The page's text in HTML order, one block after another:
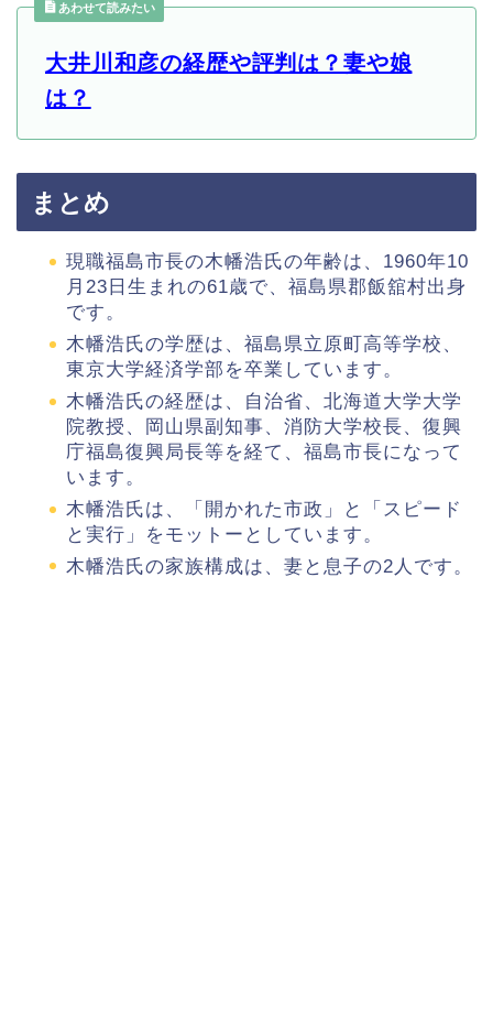
あわせて読みたい
大井川和彦の経歴や評判は？妻や娘
は？
まとめ
現職福島市長の木幡浩氏の年齢は、1960年10
月23日生まれの61歳で、福島県郡飯舘村出身
です。
木幡浩氏の学歴は、福島県立原町高等学校、
東京大学経済学部を卒業しています。
木幡浩氏の経歴は、自治省、北海道大学大学
院教授、岡山県副知事、消防大学校長、復興
庁福島復興局長等を経て、福島市長になって
います。
木幡浩氏は、「開かれた市政」と「スピード
と実行」をモットーとしています。
木幡浩氏の家族構成は、妻と息子の2人です。